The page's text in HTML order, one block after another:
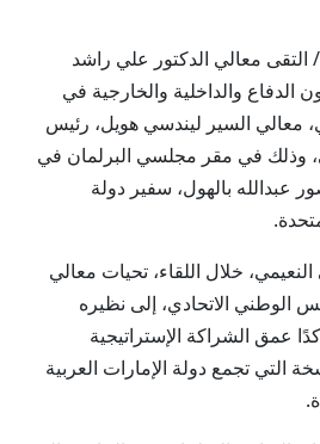
وام/ التقى معالي الدكتور علي راشد
الدفاع والداخلية والخارجية في
معالي السير ليندسي هويل، رئيس
وذلك في مقر مجلسي البرلمان في
عبدالله بالهول، سفير دولة
خلال اللقاء، تحيات معالي
الاتحادي، إلى نظيره
عمق الشراكة الإستراتيجية
التي تجمع دولة الإمارات العربية